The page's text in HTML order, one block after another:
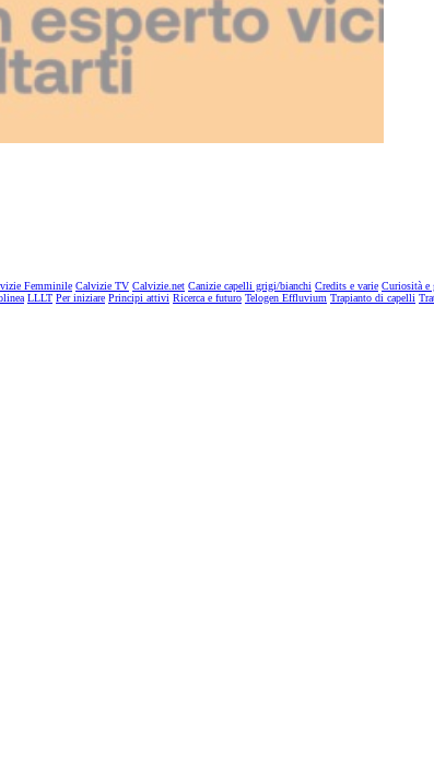
Femminile Calvizie TV Calvizie.net Canizie capelli grigi/bianchi Credits e varie Curiosità e
LLLT Per iniziare Principi attivi Ricerca e futuro Telogen Effluvium Trapianto di capelli